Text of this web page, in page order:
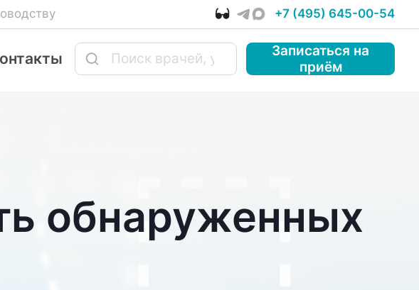
+7 (495) 645-00-54
Записаться на
приём
обнаруженных